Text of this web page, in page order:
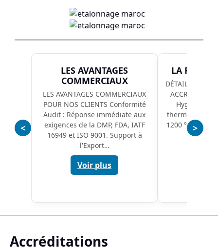
<
LES AVANTAGES
COMMERCIAUX
LES AVANTAGES COMMERCIAUX
POUR NOS CLIENTS Conformité
Audit : Réponse immédiate aux
exigences de la DMP, FDA, IATF
16949 et ISO 9001. Support à
l'Export…
Voir plus
LA
DÉTAIL
thermomètres :
1200 °C avec
>
Accréditations